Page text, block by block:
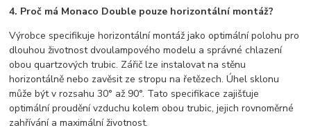
4. Proč má Monaco Double pouze horizontální montáž?
Výrobce specifikuje horizontální montáž jako optimální polohu pro
dlouhou životnost dvoulampového modelu a správné chlazení
obou quartzových trubic. Zářič lze instalovat na stěnu
horizontálně nebo zavěsit ze stropu na řetězech. Úhel sklonu
může být v rozsahu 30° až 90°. Tato specifikace zajišťuje
optimální proudění vzduchu kolem obou trubic, jejich rovnoměrné
zahřívání a maximální životnost.